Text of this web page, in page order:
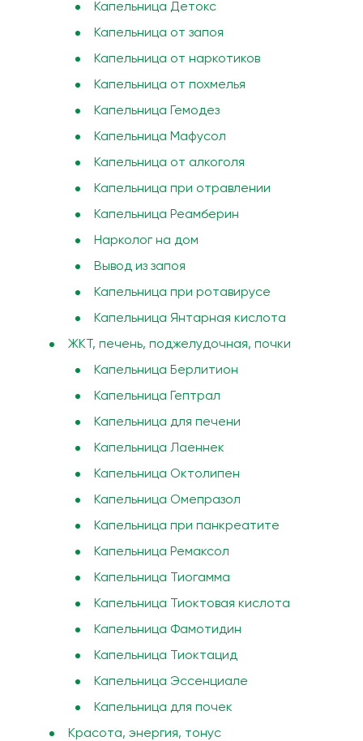
Капельница Детокс
Капельница от запоя
Капельница от наркотиков
Капельница от похмелья
Капельница Гемодез
Капельница Мафусол
Капельница от алкоголя
Капельница при отравлении
Капельница Реамберин
Нарколог на дом
Вывод из запоя
Капельница при ротавирусе
Капельница Янтарная кислота
ЖКТ, печень, поджелудочная, почки
Капельница Берлитион
Капельница Гептрал
Капельница для печени
Капельница Лаеннек
Капельница Октолипен
Капельница Омепразол
Капельница при панкреатите
Капельница Ремаксол
Капельница Тиогамма
Капельница Тиоктовая кислота
Капельница Фамотидин
Капельница Тиоктацид
Капельница Эссенциале
Капельница для почек
Красота, энергия, тонус